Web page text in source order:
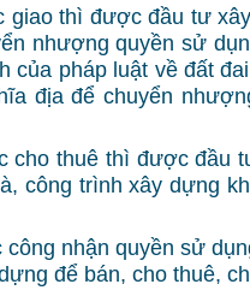
thì được đầu tư
nhượng quyền sử
của pháp luật về đất
địa để chuyển
thuê thì được đầu
công trình xây dựng
nhận quyền sử
để bán, cho thuê,